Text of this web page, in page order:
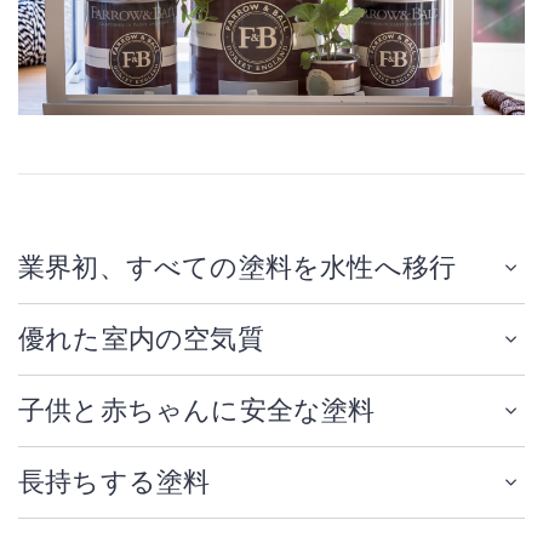
業界初、すべての塗料を水性へ移行
優れた室内の空気質
子供と赤ちゃんに安全な塗料
長持ちする塗料